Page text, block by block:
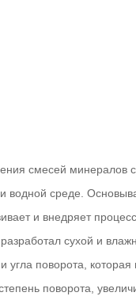
смесей
водной среде.
и внедряет
сухой и
поворота,
поворота,